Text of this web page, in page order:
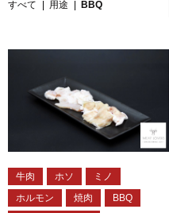
すべて | 用途 | BBQ
牛肉 ホソ
ミノ
ホルモン
焼肉
BBQ